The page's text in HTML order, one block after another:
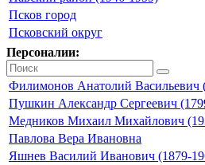
Псков город
Псковский округ
Персоналии:
Филимонов Анатолий Васильевич
Пушкин Александр Сергеевич
Медников Михаил Михайлович
Павлова Вера Ивановна
Яшнев Василий Иванович (1879-